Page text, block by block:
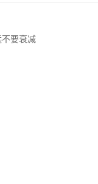
要衰减